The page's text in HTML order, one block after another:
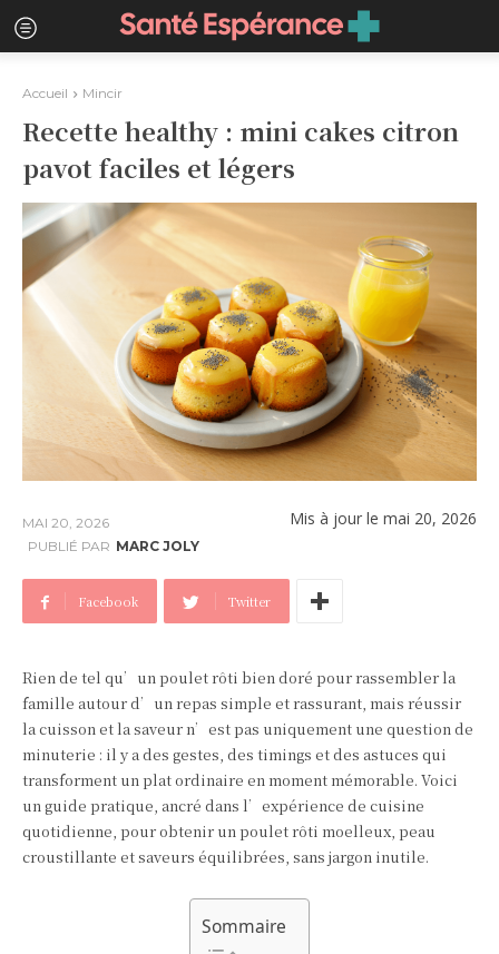
Accueil Mincir
Recette healthy : mini cakes citron
pavot faciles et légers
MAI 20, 2026 Mis à jour le mai 20, 2026
PUBLIÉ PAR MARC JOLY
Facebook Twitter
Rien de tel qu’un poulet rôti bien doré pour rassembler la
famille autour d’un repas simple et rassurant, mais réussir
la cuisson et la saveur n’est pas uniquement une question de
minuterie : il y a des gestes, des timings et des astuces qui
transforment un plat ordinaire en moment mémorable. Voici
un guide pratique, ancré dans l’expérience de cuisine
quotidienne, pour obtenir un poulet rôti moelleux, peau
croustillante et saveurs équilibrées, sans jargon inutile.
Sommaire